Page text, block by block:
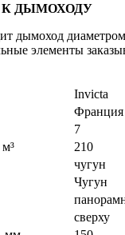
ДЫМОХОДУ
дымоход
элементы
Invicta
Франция
7
210
чугун
Чугун
сверху